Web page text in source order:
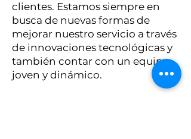
clientes. Estamos siempre en
busca de nuevas formas de
mejorar nuestro servicio a través
de innovaciones tecnológicas y
también contar con un equipo
joven y dinámico.